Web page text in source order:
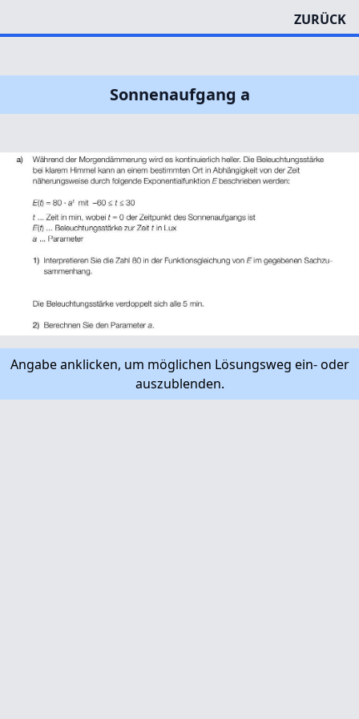
ZURÜCK
Sonnenaufgang a
Angabe anklicken, um möglichen Lösungsweg ein- oder
auszublenden.